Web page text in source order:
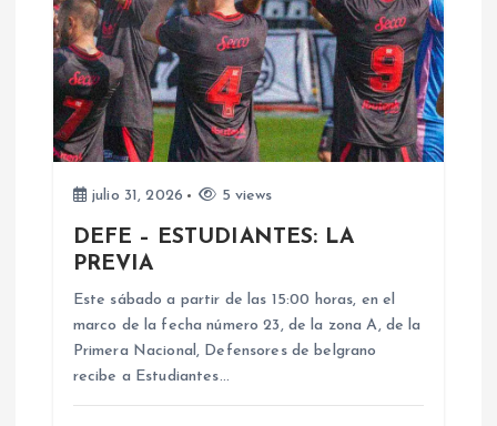
ó
n
d
julio 31, 2026 5 views
DEFE – ESTUDIANTES: LA
PREVIA
Este sábado a partir de las 15:00 horas, en el
marco de la fecha número 23, de la zona A, de la
Primera Nacional, Defensores de belgrano
recibe a Estudiantes…